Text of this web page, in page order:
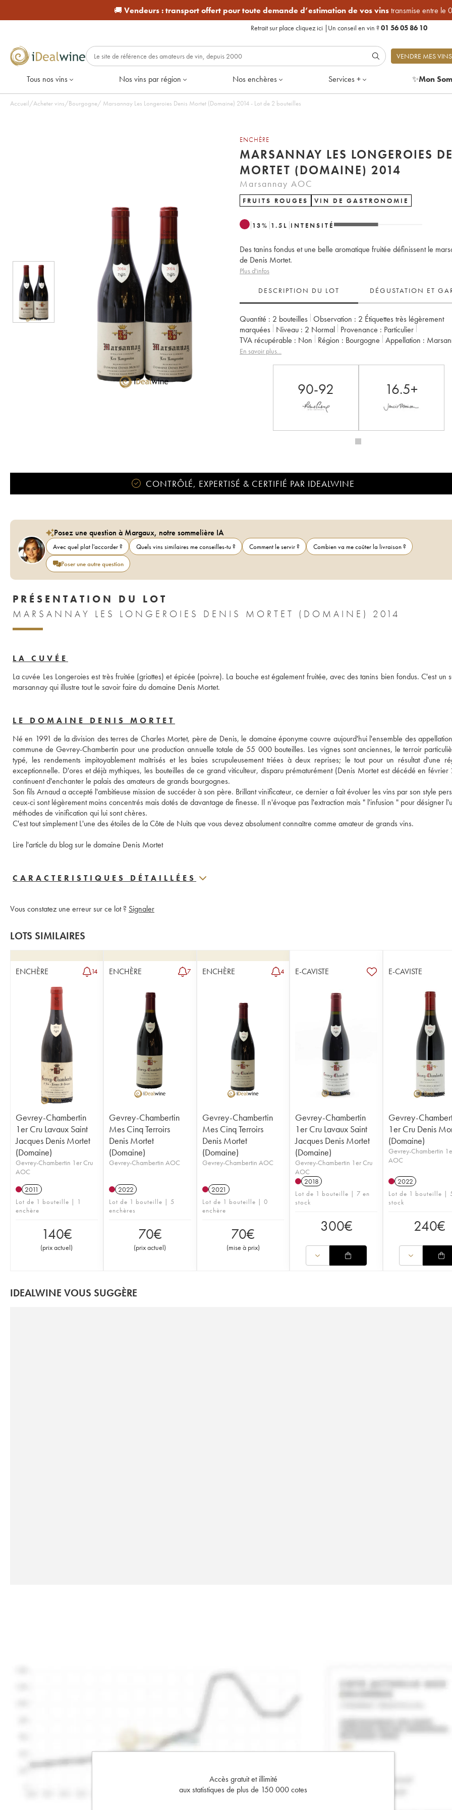
🚚 Vendeurs :transport offert pour toute demande d’estimation de vos vinstransmise entre le
Retrait sur place cliquez ici | Un conseil en vin ?01 56 05 86 10
VENDRE MES VINS
Tous nos vins Nos vins par région Nos enchères Services + ✨Mon
Accueil/Acheter vins/Bourgogne/ Marsannay Les Longeroies Denis Mortet (Domaine) 2014 - Lot de 2 bouteilles
ENCHÈRE
MARSANNAY LES LONGEROIES
MORTET (DOMAINE) 2014
Marsannay AOC
FRUITS ROUGES VIN DE GASTRONOMIE
13% 1.5 L INTENSITÉ
Des tanins fondus et une belle aromatique fruitée définissent le
de Denis Mortet.
Plus d'infos
DESCRIPTION DU LOT DÉGUSTATION ET
Quantité : 2 bouteilles Observation : 2 Étiquettes très légèrement
marquées
Niveau : 2 Normal Provenance : particulier
TVA récupérable :
non Région : Bourgogne Appellation :
Propriétaire :
En savoir plus...
90-92 16.5+
CONTRÔLÉ, EXPERTISÉ & CERTIFIÉ PAR IDEALWINE
Posez une question à Margaux, notre sommelière IA
Avec quel plat l'accorder ? Quels vins similaires me conseilles-tu ? Comment le servir ?
Combien va me coûter la livraison ?
Poser une autre question
PRÉSENTATION DU LOT
MARSANNAY LES LONGEROIES DENIS MORTET (DOMAINE) 2014
LA CUVÉE
La cuvée Les Longeroies est très fruitée (griottes) et épicée (poivre). La bouche est également fruitée, avec des tanins bien fondus. C'est un
marsannay qui illustre tout le savoir faire du domaine Denis Mortet.
LE DOMAINE DENIS MORTET
Né en 1991 de la division des terres de Charles Mortet, père de Denis, le domaine éponyme couvre aujourd'hui l'ensemble des
commune de Gevrey-Chambertin pour une production annuelle totale de 55 000 bouteilles. Les vignes sont anciennes, le terroir
typé, les rendements impitoyablement maîtrisés et les baies scrupuleusement triées à deux reprises; le tout pour un résultat d'une
exceptionnelle. D'ores et déjà mythiques, les bouteilles de ce grand viticulteur, disparu prématurément (Denis Mortet est décédé en
continuent d'enchanter le palais des amateurs de grands bourgognes.
Son fils Arnaud a accepté l'ambitieuse mission de succéder à son père. Brillant vinificateur, ce dernier a fait évoluer les vins par son style
ceux-ci sont légèrement moins concentrés mais dotés de davantage de finesse. Il n'évoque pas l'extraction mais " l'infusion " pour désigner
méthodes de vinification qui lui sont chères.
C'est tout simplement L'une des étoiles de la Côte de Nuits que vous devez absolument connaître comme amateur de grands vins.
Lire l'article du blog sur le domaine Denis Mortet
CARACTERISTIQUES DÉTAILLÉES
Vous constatez une erreur sur ce lot ? Signaler
LOTS SIMILAIRES
ENCHÈRE 14
Gevrey-Chambertin
1er Cru Lavaux Saint
Jacques Denis Mortet
(Domaine)
Gevrey-Chambertin 1er Cru
AOC
2011
Lot de 1 bouteille | 1
enchère
140€
(prix actuel)
ENCHÈRE 7
Gevrey-Chambertin
Mes Cinq Terroirs
Denis Mortet
(Domaine)
Gevrey-Chambertin AOC
2022
Lot de 1 bouteille | 5
enchères
70€
(prix actuel)
ENCHÈRE 4
Gevrey-Chambertin
Mes Cinq Terroirs
Denis Mortet
(Domaine)
Gevrey-Chambertin AOC
2021
Lot de 1 bouteille | 0
enchère
70€
(mise à prix)
E-CAVISTE
Gevrey-Chambertin
1er Cru Lavaux Saint
Jacques Denis Mortet
(Domaine)
Gevrey-Chambertin 1er Cru
AOC
2018
Lot de 1 bouteille | 7 en
stock
300€
E-CAVISTE
Gevrey-
1er Cru Denis
(Domaine)
Gevrey-Chambertin
AOC
2022
Lot de 1 bouteille |
stock
240€
IDEALWINE VOUS SUGGÈRE
Accès gratuit et illimité
aux statistiques de plus de 150 000 cotes